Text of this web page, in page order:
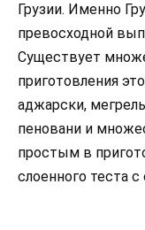
Грузии. Именно
превосходной
Существует
приготовления
аджарски,
пеновани и
простым в
слоенного теста